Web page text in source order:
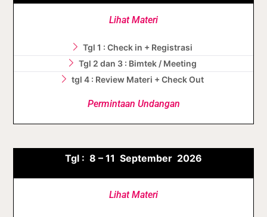
Lihat Materi
Tgl 1 : Check in + Registrasi
Tgl 2 dan 3 : Bimtek / Meeting
tgl 4 : Review Materi + Check Out
Permintaan Undangan
Tgl : 8 – 11 September 2026
Lihat Materi